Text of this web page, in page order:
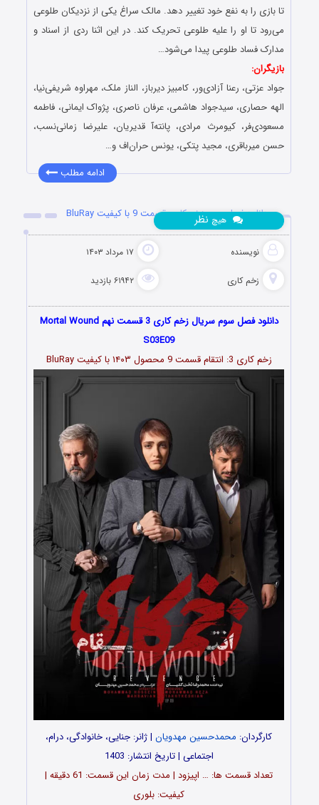
تا بازی را به نفع خود تغییر دهد. مالک سراغ یکی از نزدیکان طلوعی
می‌رود تا او را علیه طلوعی تحریک کند. در این اثنا ردی از اسناد و
مدارک فساد طلوعی پیدا می‌شود…
بازیگران:
جواد عزتی، رعنا آزادی‌ور، کامبیز دیرباز، الناز ملک، مهراوه شریفی‌نیا،
الهه حصاری، سیدجواد هاشمی، عرفان ناصری، پژواک ایمانی، فاطمه
مسعودی‌فر، کیومرث مرادی، پانته‌آ قدیریان، علیرضا زمانی‌نسب،
حسن میرباقری، مجید پتکی، یونس حران‌اف و…
ادامه مطلب
دانلود فصل سوم زخم کاری قسمت 9 با کیفیت BluRay
نویسنده ۱۷ مرداد ۱۴۰۳
زخم کاری ۶۱۹۴۲ بازدید
هیچ نظر
دانلود فصل سوم سریال زخم کاری 3 قسمت نهم Mortal Wound
S03E09
زخم کاری 3: انتقام قسمت
9 محصول ۱۴۰۳ با کیفیت BluRay
کارگردان: محمدحسین مهدویان | ژانر: جنایی، خانوادگی، درام،
اجتماعی | تاریخ انتشار: 1403
تعداد قسمت‌ ها: … اپیزود | مدت زمان این قسمت: 61 دقیقه |
کیفیت: بلوری